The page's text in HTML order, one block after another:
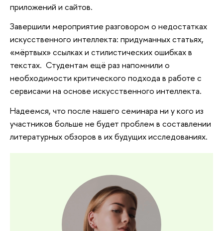
приложений и сайтов.
Завершили мероприятие разговором о недостатках
искусственного интеллекта: придуманных статьях,
«мёртвых» ссылках и стилистических ошибках в
текстах. Студентам ещё раз напомнили о
необходимости критического подхода в работе с
сервисами на основе искусственного интеллекта.
Надеемся, что после нашего семинара ни у кого из
участников больше не будет проблем в составлении
литературных обзоров в их будущих исследованиях.